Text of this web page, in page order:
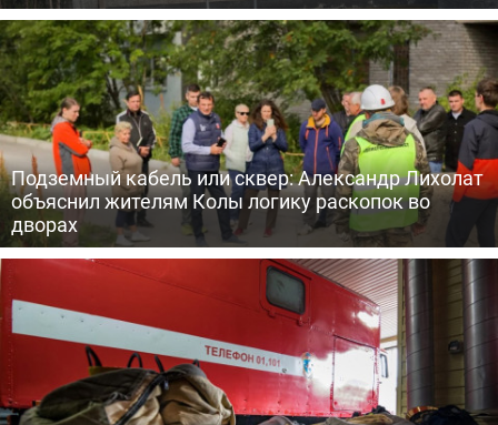
Подземный кабель или сквер: Александр Лихолат
объяснил жителям Колы логику раскопок во
дворах